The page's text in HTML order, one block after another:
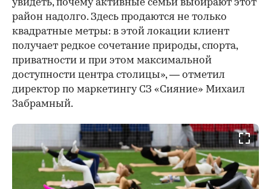
увидеть, почему активные семьи выбирают этот
район надолго. Здесь продаются не только
квадратные метры: в этой локации клиент
получает редкое сочетание природы, спорта,
приватности и при этом максимальной
доступности центра столицы», — отметил
директор по маркетингу СЗ «Сияние» Михаил
Забрамный.